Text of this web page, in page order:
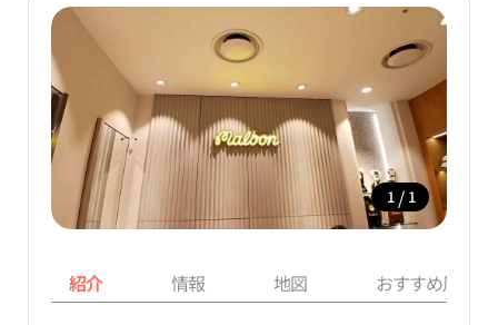
1 / 1
紹介 情報 地図 おすすめ周辺